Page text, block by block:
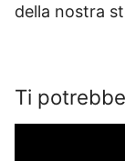
della nostra
Ti